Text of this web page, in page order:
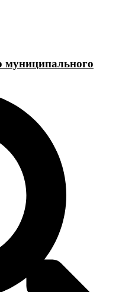
муниципального